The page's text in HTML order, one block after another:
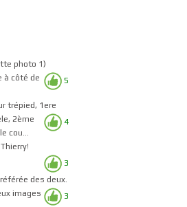
5
photo 1)
à côté de
4
trépied, 1ere
2ème
cou...
3
3
des deux.
images